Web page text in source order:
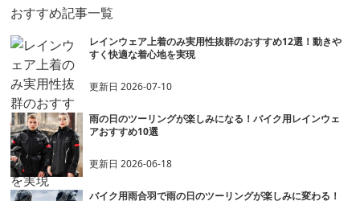
おすすめ記事一覧
レインウェア上着のみ実用性抜群のおすすめ12選！動きや
すく快適な着心地を実現
更新日2026-07-10
雨の日のツーリングが楽しみになる！バイク用レインウェ
アおすすめ10選
更新日2026-06-18
バイク用雨合羽で雨の日のツーリングが楽しみに変わる！